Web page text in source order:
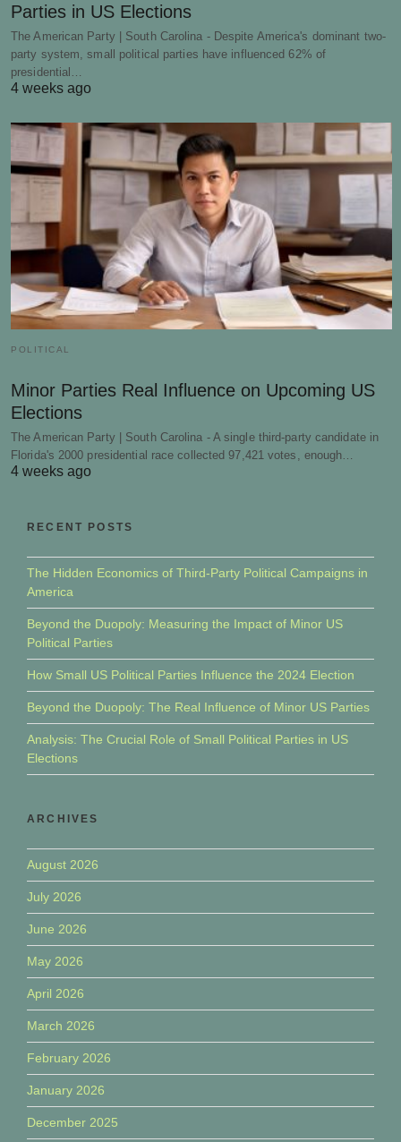
Parties in US Elections
The American Party | South Carolina - Despite America's dominant two-
party system, small political parties have influenced 62% of
presidential…
4 weeks ago
POLITICAL
Minor Parties Real Influence on Upcoming US
Elections
The American Party | South Carolina - A single third-party candidate in
Florida's 2000 presidential race collected 97,421 votes, enough…
4 weeks ago
RECENT POSTS
The Hidden Economics of Third-Party Political Campaigns in
America
Beyond the Duopoly: Measuring the Impact of Minor US
Political Parties
How Small US Political Parties Influence the 2024 Election
Beyond the Duopoly: The Real Influence of Minor US Parties
Analysis: The Crucial Role of Small Political Parties in US
Elections
ARCHIVES
August 2026
July 2026
June 2026
May 2026
April 2026
March 2026
February 2026
January 2026
December 2025